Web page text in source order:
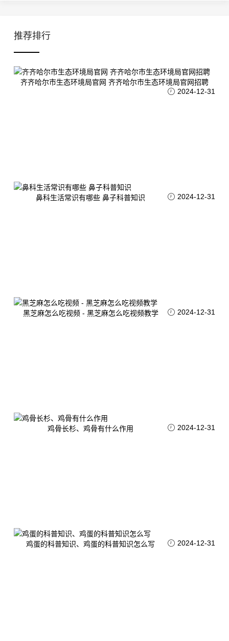
推荐排行
齐齐哈尔市生态环境局官网 齐齐哈尔市生态环境局官网招聘
2024-12-31
鼻科生活常识有哪些 鼻子科普知识 2024-12-31
黑芝麻怎么吃视频 - 黑芝麻怎么吃视频教学 2024-12-31
鸡骨长杉、鸡骨有什么作用 2024-12-31
鸡蛋的科普知识、鸡蛋的科普知识怎么写 2024-12-31